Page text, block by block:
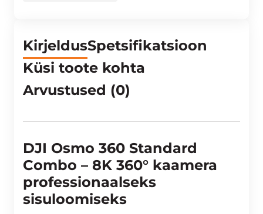
KirjeldusSpetsifikatsioon
Küsi toote kohta
Arvustused (0)
DJI Osmo 360 Standard
Combo – 8K 360° kaamera
professionaalseks
sisuloomiseks